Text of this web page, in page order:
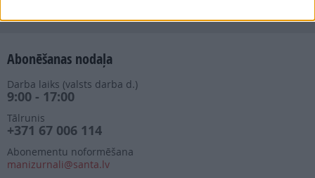
Abonēšanas nodaļa
Darba laiks (valsts darba d.)
9:00 - 17:00
Tālrunis
+371 67 006 114
Abonementu noformēšana
manizurnali@santa.lv